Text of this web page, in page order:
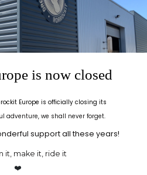
de temps
is now closed
Europe is officially closing its
support all these years!
❤️
adventure, we shall never forget.
it, make it, ride it